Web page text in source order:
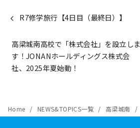
R7修学旅行【4日目（最終日）】
高梁城南高校で「株式会社」を設立しま
す！JONANホールディングス株式会
社、2025年夏始動！
Home NEWS&TOPICS一覧 高梁城南